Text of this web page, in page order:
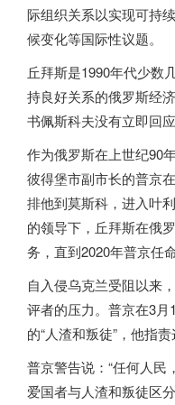
际组织关系以实现可持
候变化等国际性议题。
丘拜斯是1990年代少数
持良好关系的俄罗斯经
书佩斯科夫没有立即回应
作为俄罗斯在上世纪90
彼得堡市副市长的普京
排他到莫斯科，进入叶
的领导下，丘拜斯在俄
务，直到2020年普京任
自入侵乌克兰受阻以来
评者的压力。普京在3
的“人渣和叛徒”，他指
普京警告说：“任何人民
爱国者与人渣和叛徒区